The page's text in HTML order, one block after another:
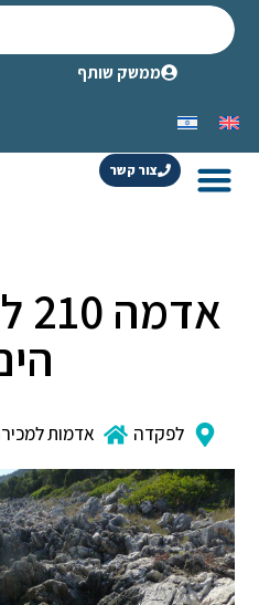
ממשק שותף
צור קשר
לפקדה אדמות